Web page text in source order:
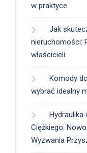
w praktyce
Jak
nieruchomości:
właścicieli
Komody
wybrać idealny
Hydraulika
Ciężkiego:
Wyzwania